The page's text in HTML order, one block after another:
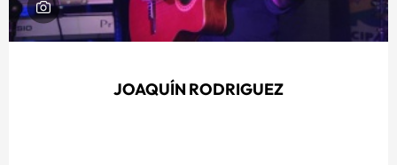
JOAQUÍN RODRIGUEZ